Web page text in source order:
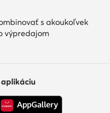
s akoukoľvek
výpredajom